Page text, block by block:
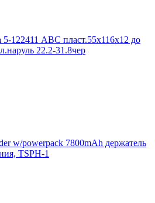
122411 ABC пласт.55х116х12 до
22.2-31.8чер
w/powerpack 7800mAh держатель
TSPH-1